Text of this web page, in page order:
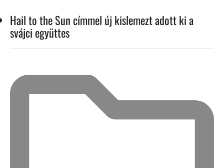
Hail to the Sun címmel új kislemezt adott ki a
svájci együttes